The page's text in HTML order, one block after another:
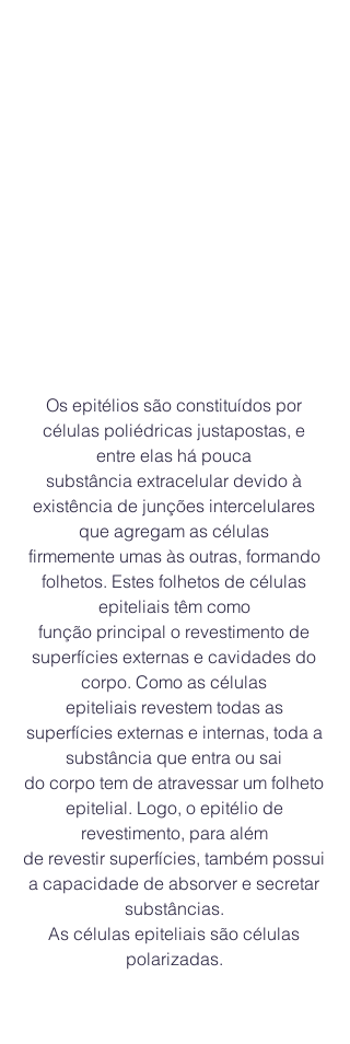
Os epitélios são constituídos por
células poliédricas justapostas, e
entre elas há pouca
substância extracelular devido à
existência de junções intercelulares
que agregam as células
firmemente umas às outras, formando
folhetos. Estes folhetos de células
epiteliais têm como
função principal o revestimento de
superfícies externas e cavidades do
corpo. Como as células
epiteliais revestem todas as
superfícies externas e internas, toda a
substância que entra ou sai
do corpo tem de atravessar um folheto
epitelial. Logo, o epitélio de
revestimento, para além
de revestir superfícies, também possui
a capacidade de absorver e secretar
substâncias.
As células epiteliais são células
polarizadas.